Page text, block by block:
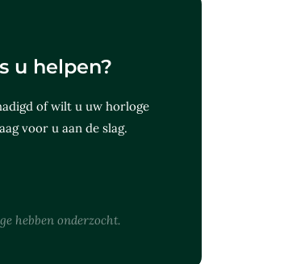
u helpen?
of wilt u uw horloge
voor u aan de slag.
hebben onderzocht.